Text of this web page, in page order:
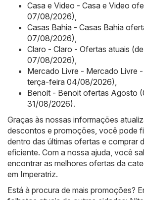
Casa e Video - Casa e Video
07/08/2026),
Casas Bahia - Casas Bahia
07/08/2026),
Claro - Claro - Ofertas atuais
07/08/2026),
Mercado Livre - Mercado Livre
terça-feira 04/08/2026),
Benoit - Benoit ofertas Agosto
31/08/2026).
Graças às nossas informações
descontos e promoções, você pode
dentro das últimas ofertas e comprar
eficiente. Com a nossa ajuda, você
encontrar as melhores ofertas da
em Imperatriz.
Está à procura de mais promoções?